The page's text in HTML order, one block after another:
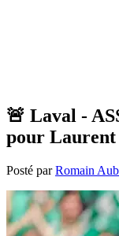
🚨 Laval -
pour Laurent
Posté parRomain